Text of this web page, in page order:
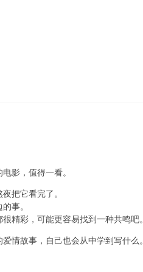
影，值得一看。
把它看完了。
事。
精彩，可能更容易找到一种共鸣吧。
情故事，自己也会从中学到写什么。